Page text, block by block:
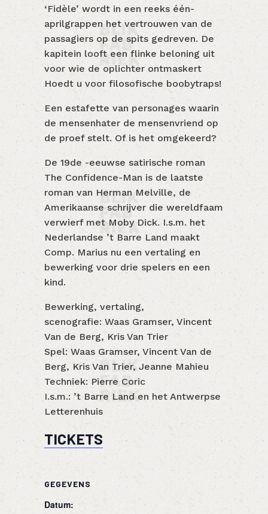
‘Fidèle’ wordt in een reeks één-
aprilgrappen het vertrouwen van de
passagiers op de spits gedreven. De
kapitein looft een flinke beloning uit
voor wie de oplichter ontmaskert
Hoedt u voor filosofische boobytraps!
Een estafette van personages waarin
de mensenhater de mensenvriend op
de proef stelt. Of is het omgekeerd?
De 19de -eeuwse satirische roman
The Confidence-Man is de laatste
roman van Herman Melville, de
Amerikaanse schrijver die wereldfaam
verwierf met Moby Dick. I.s.m. het
Nederlandse ’t Barre Land maakt
Comp. Marius nu een vertaling en
bewerking voor drie spelers en een
kind.
Bewerking, vertaling,
scenografie: Waas Gramser, Vincent
Van de Berg, Kris Van Trier
Spel: Waas Gramser, Vincent Van de
Berg, Kris Van Trier, Jeanne Mahieu
Techniek: Pierre Coric
I.s.m.: ’t Barre Land en het Antwerpse
Letterenhuis
TICKETS
GEGEVENS
Datum: